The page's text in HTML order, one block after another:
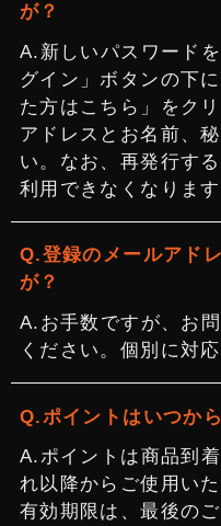
が？
新しいパスワード
グイン」ボタンの下
た方はこちら」をク
アドレスとお名前、
い。なお、再発行す
利用できなくなりま
登録のメールアド
が？
お手数ですが、お
ください。個別に対
ポイントはいつか
ポイントは商品到
れ以降からご使用い
有効期限は、最後の